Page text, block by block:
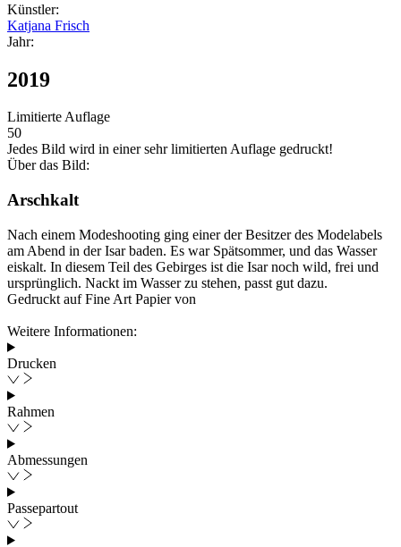
Künstler:
Katjana Frisch
Jahr:
2019
Limitierte Auflage
50
Jedes Bild wird in einer sehr limitierten Auflage gedruckt!
Über das Bild:
Arschkalt
Nach einem Modeshooting ging einer der Besitzer des Modelabels
am Abend in der Isar baden. Es war Spätsommer, und das Wasser
eiskalt. In diesem Teil des Gebirges ist die Isar noch wild, frei und
ursprünglich. Nackt im Wasser zu stehen, passt gut dazu.
Gedruckt auf Fine Art Papier von
Weitere Informationen:
Drucken
Rahmen
Abmessungen
Passepartout